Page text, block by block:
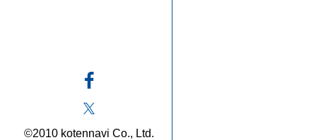
©2010 kotennavi Co., Ltd.